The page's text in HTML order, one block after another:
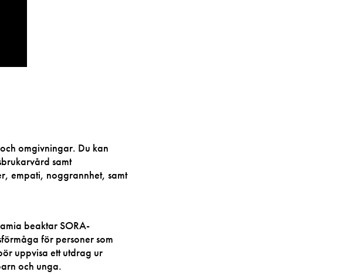
omgivningar. Du kan
samt
empati, noggrannhet, samt
beaktar SORA-
för personer som
uppvisa ett utdrag ur
och unga.